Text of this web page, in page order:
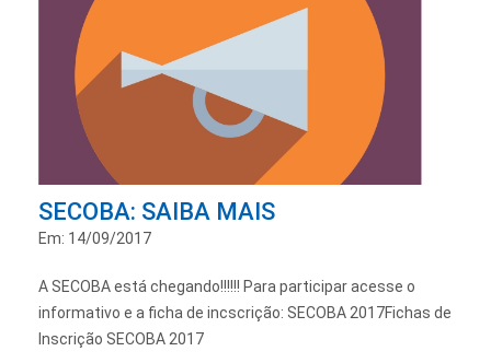
SECOBA: SAIBA MAIS
Em: 14/09/2017
A SECOBA está chegando!!!!!! Para participar acesse o
informativo e a ficha de incscrição: SECOBA 2017Fichas de
Inscrição SECOBA 2017